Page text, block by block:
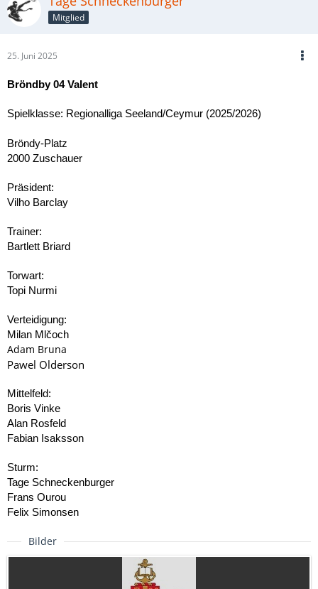
Mitglied
25. Juni 2025
Bröndby 04 Valent
Spielklasse: Regionalliga Seeland/Ceymur (2025/2026)
Bröndy-Platz
2000 Zuschauer
Präsident:
Vilho Barclay
Trainer:
Bartlett Briard
Torwart:
Topi Nurmi
Verteidigung:
Milan Mlčoch
Adam Bruna
Pawel Olderson
Mittelfeld:
Boris Vinke
Alan Rosfeld
Fabian Isaksson
Sturm:
Tage Schneckenburger
Frans Ourou
Felix Simonsen
Bilder